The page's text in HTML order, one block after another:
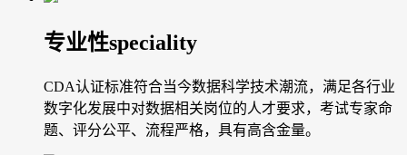
专业性speciality
CDA认证标准符合当今数据科学技术潮流，满足各行业
数字化发展中对数据相关岗位的人才要求，考试专家命
题、评分公平、流程严格，具有高含金量。